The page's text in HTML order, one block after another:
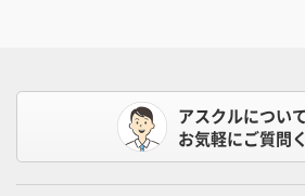
アスクルについ
お気軽にご質問